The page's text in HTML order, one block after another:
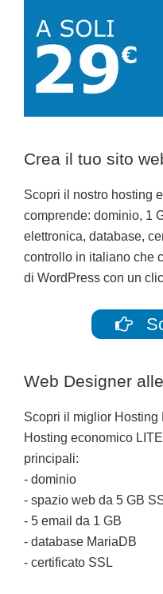
Crea il tuo sito
Scopri il nostro hosting
comprende: dominio, 1
elettronica, database,
controllo in italiano che
di WordPress con un
Web Designer
Scopri il miglior Hosting
Hosting economico
principali:
- dominio
- spazio web da 5 GB
- 5 email da 1 GB
- database MariaDB
- certificato SSL